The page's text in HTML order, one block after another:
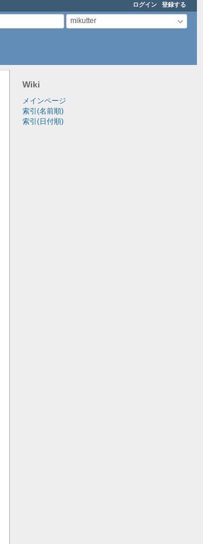
ログイン 登録する
mikutter
Wiki
メインページ
索引(名前順)
索引(日付順)